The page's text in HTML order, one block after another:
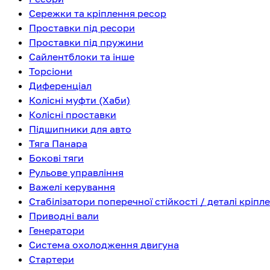
Сережки та кріплення ресор
Проставки під ресори
Проставки під пружини
Сайлентблоки та інше
Торсіони
Диференціал
Колісні муфти (Хаби)
Колісні проставки
Підшипники для авто
Тяга Панара
Бокові тяги
Рульове управління
Важелі керування
Стабілізатори поперечної стійкості / деталі
Приводні вали
Генератори
Система охолодження двигуна
Стартери